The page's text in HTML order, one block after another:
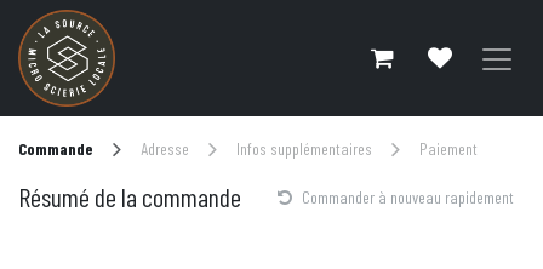
Se rendre au contenu
Commande Adresse Infos supplémentaires Paiement
Résumé de la commande Commander à nouveau rapidement